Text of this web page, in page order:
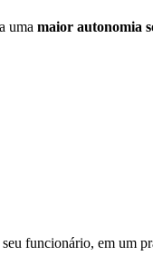
uma maior autonomia
funcionário, em um